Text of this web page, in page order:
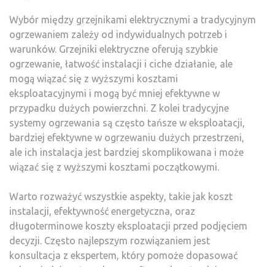
Wybór między grzejnikami elektrycznymi a tradycyjnym
ogrzewaniem zależy od indywidualnych potrzeb i
warunków. Grzejniki elektryczne oferują szybkie
ogrzewanie, łatwość instalacji i ciche działanie, ale
mogą wiązać się z wyższymi kosztami
eksploatacyjnymi i mogą być mniej efektywne w
przypadku dużych powierzchni. Z kolei tradycyjne
systemy ogrzewania są często tańsze w eksploatacji,
bardziej efektywne w ogrzewaniu dużych przestrzeni,
ale ich instalacja jest bardziej skomplikowana i może
wiązać się z wyższymi kosztami początkowymi.
Warto rozważyć wszystkie aspekty, takie jak koszt
instalacji, efektywność energetyczna, oraz
długoterminowe koszty eksploatacji przed podjęciem
decyzji. Często najlepszym rozwiązaniem jest
konsultacja z ekspertem, który pomoże dopasować